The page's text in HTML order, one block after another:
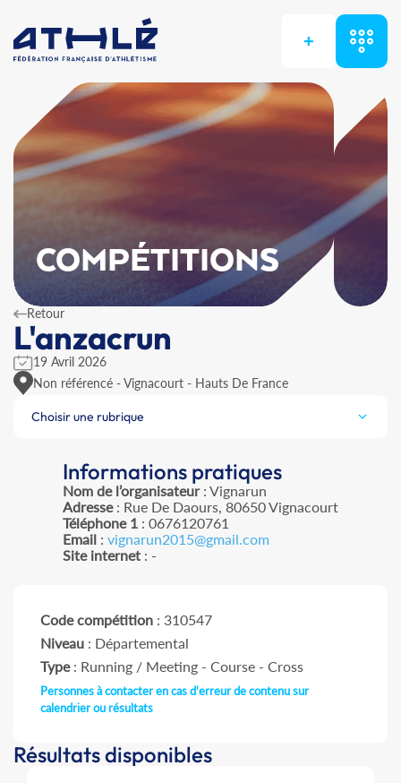
+
COMPÉTITIONS
Retour
L'anzacrun
19 Avril 2026
Non référencé - Vignacourt - Hauts De France
Choisir une rubrique
Informations pratiques
Nom de l’organisateur: Vignarun
Adresse: Rue De Daours, 80650 Vignacourt
Téléphone 1 : 0676120761
Email : vignarun2015@gmail.com
Site internet : -
Code compétition : 310547
Niveau : Départemental
Type: Running / Meeting - Course - Cross
Personnes à contacter en cas d'erreur de contenu sur
calendrier ou résultats
Résultats disponibles